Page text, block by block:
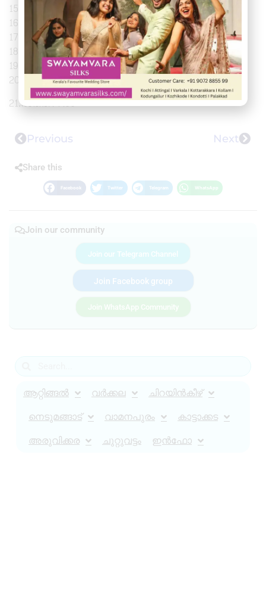
15. :-3:15
16. ” :-4:25
17. ” :-5:00
18. ” :-5:30
19 ” :-6:00
20″ :-6:30 .
21.രാത്രി :-7:00
Previous Next
Share this
Facebook Twitter Telegram WhatsApp
Join our community
Join our Telegram Channel
Join Facebook group
Join WhatsApp Community
ആറ്റിങ്ങൽ വർക്കല ചിറയിൻകീഴ്
നെടുമങ്ങാട് വാമനപുരം കാട്ടാക്കട
അരുവിക്കര ചുറ്റുവട്ടം ഇൻഫോ